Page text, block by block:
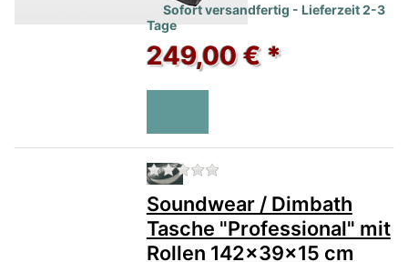
Sofort versandfertig - Lieferzeit 2-3
Tage
249,00 € *
Zu diesem Produkt liegen
Soundwear / Dimbath
Tasche "Professional" mit
Rollen 142x39x15 cm